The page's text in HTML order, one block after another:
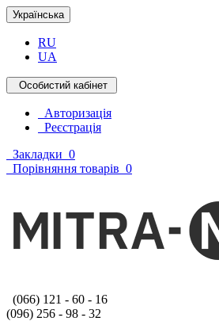
Українська
RU
UA
Особистий кабінет
Авторизація
Реєстрація
Закладки 0
Порівняння товарів 0
(066) 121 - 60 - 16
(096) 256 - 98 - 32